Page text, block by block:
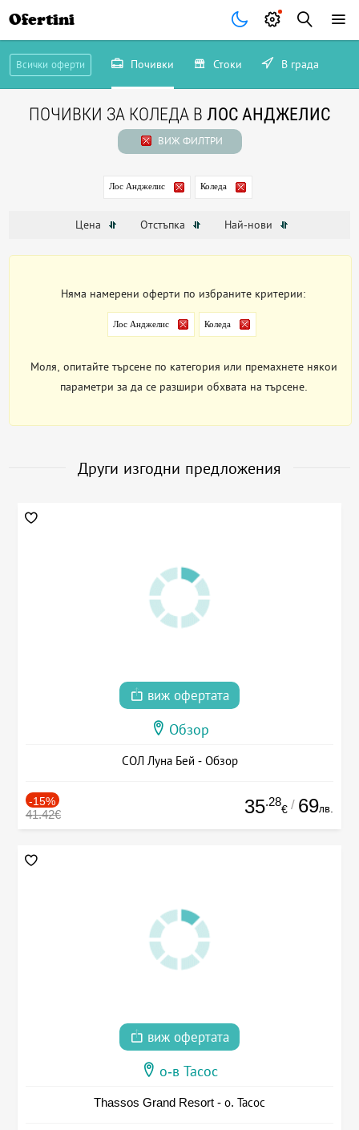
Ofertini
Всички оферти Почивки Стоки В града
ПОЧИВКИ ЗА КОЛЕДА В ЛОС АНДЖЕЛИС
ВИЖ ФИЛТРИ
Лос Анджелис Коледа
Цена Отстъпка Най-нови
Няма намерени оферти по избраните критерии:
Лос Анджелис Коледа
Моля, опитайте търсене по категория или премахнете някои
параметри за да се разшири обхвата на търсене.
Други изгодни предложения
виж офертата
Обзор
СОЛ Луна Бей - Обзор
-15%
41.42€ 35.28
€ / 69лв.
виж офертата
о-в Тасос
Thassos Grand Resort - о. Тасос